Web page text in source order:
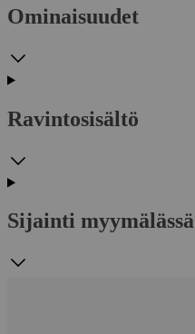
Ominaisuudet
Ravintosisältö
Sijainti myymälässä